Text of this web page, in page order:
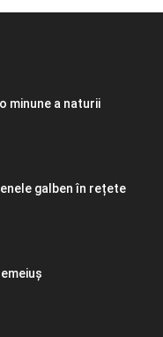
minune a naturii
galben în rețete